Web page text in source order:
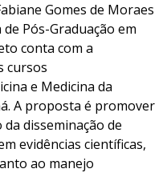
Gomes de Moraes
Pós-Graduação em
conta com a
cursos
e Medicina da
A proposta é promover
disseminação de
evidências científicas,
ao manejo